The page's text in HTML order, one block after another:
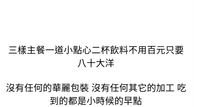
三樣主餐一道小點心二杯飲料不用百元只要
八十大洋
沒有任何的華麗包裝 沒有任何其它的加工 吃
到的都是小時候的早點